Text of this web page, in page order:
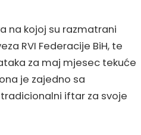
na kojoj su razmatrani
RVI Federacije BiH, te
za maj mjesec tekuće
je zajedno sa
iftar za svoje